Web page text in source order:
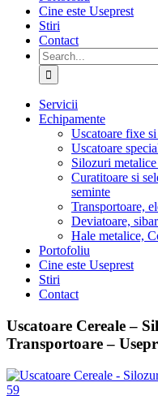
Cine este Useprest
Stiri
Contact
Search
for:
Servicii
Echipamente
Uscatoare fixe
Uscatoare
Silozuri
Curatitoare si
seminte
Transportoare,
Deviatoare,
Hale metalice,
Portofoliu
Cine este Useprest
Stiri
Contact
Uscatoare Cereale –
Transportoare –